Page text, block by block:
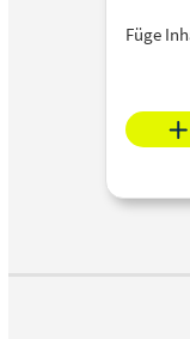
Füge